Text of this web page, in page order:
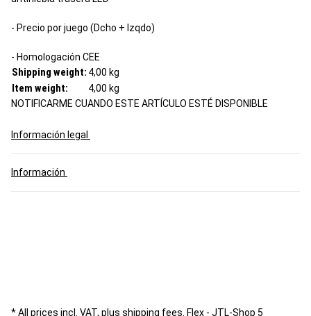
- Precio por juego (Dcho + Izqdo)
- Homologación CEE
Shipping weight: 4,00 kg
Item weight: 4,00 kg
NOTIFICARME CUANDO ESTE ARTÍCULO ESTÉ DISPONIBLE
Información legal
Información
* All prices incl. VAT, plus shipping fees. Flex - JTL-Shop 5